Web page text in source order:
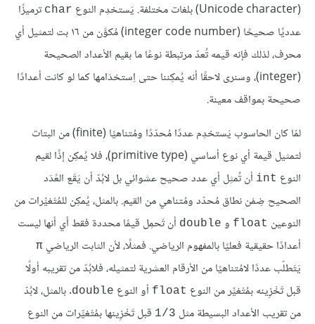
(Unicode character) بلغات مختلفة. يَستخدِم النوع
char ترميزًا
عدديًا صحيحًا (integer code number) مُكوَّن من ١٦ بت لتمثيل أي
محرف، لذلك فإنه قيمه تُعدّ مرتبطة نوعًا ما بقيم الأعداد الصحيحة
(integer)، وسنرى لاحقًا أنه يُمكِننا حتى اِستخدَامها كما لو كانت أعدادًا
صحيحة بمواقف معينة.
لمّا كان الحاسوب يَستخدِم عددًا مُحدّدًا ومُتناهيًا (finite) من البتات
لتمثيل قيمة أي نوع أساسي (primitive type)، فلا يُمكِن إذًا لقيم
النوع int أن تُمثِل أي عدد صحيح عشوائي بل لابُدّ أن يَقَع العََدَد
الصحيح ضِمْن نطاق مُحدّد ومُتناهي من القيم. بالمثل، يُمكِن للمُتْغيِّرات من
النوعين float و double أن تَحمِل قيمًا محددة فقط أي أنها ليست
أعدادًا حقيقية فعليًا بالمفهوم الرياضي. فمثلًا، لأن الثابت الرياضي π
يَتَطلّب عددًا لامُتناهيًا من الأرقام العشرية لتمثيله، فلابُدّ من تقريبه أولًا
قبل تَخْزِينه بمُتْغيِّر من النوع float أو النوع double. بالمثل، لابُدّ
من تقريب الأعداد البسيطة مثل 1/3 قبل تَخْزِينها بمُتْغيِّرات من النوع